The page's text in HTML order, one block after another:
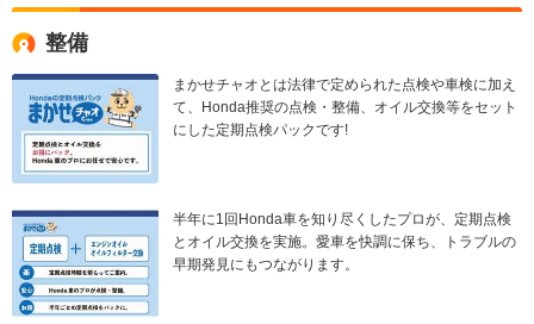
整備
まかせチャオとは法律で定められた点検や車検に加え
て、Honda推奨の点検・整備、オイル交換等をセット
にした定期点検パックです!
半年に1回Honda車を知り尽くしたプロが、定期点検
とオイル交換を実施。愛車を快調に保ち、トラブルの
早期発見にもつながります。